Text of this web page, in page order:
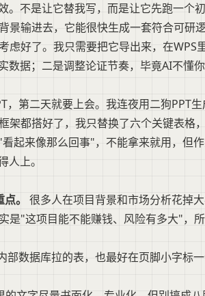
。不是让它替我写，而是让它先跑一个
景输进去，它能很快生成一套符合可研
虑好了。我只需要把它导出来，在WPS
数据；二是调整论证节奏，毕竟AI不懂
，第二天就要上会。我连夜用二狗PPT
架都搭好了，我只替换了六个关键表格
起来像那么回事"，不能拿来就用，但作
人上。
。 很多人在项目背景和市场分析花掉
是"这项目能不能赚钱、风险有多大"，
部数据库拉的表，也最好在页脚小字标